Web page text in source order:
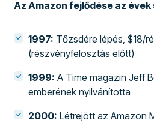
Az Amazon fejlődése az évek
1997: Tőzsdére lépés, $18/
(részvényfelosztás előtt)
1999: A Time magazin Jeff
emberének nyilvánította
2000: Létrejött az Amazon